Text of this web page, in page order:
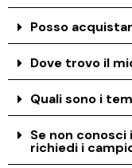
Posso
Dove trovo il
Quali sono i
Se non
richiedi i